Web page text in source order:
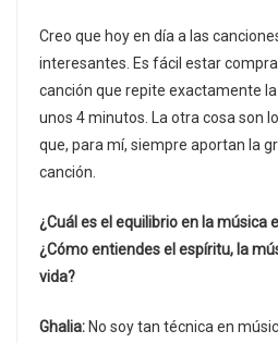
Creo que hoy en día a las
interesantes. Es fácil estar
canción que repite exactamente
unos 4 minutos. La otra cosa son
que, para mí, siempre aportan la
canción.
¿Cuál es el equilibrio en la música
¿Cómo entiendes el espíritu, la
vida?
Ghalia: No soy tan técnica en